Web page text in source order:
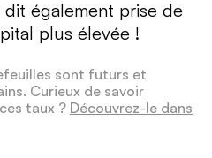
également prise de
plus élevée !
sont futurs et
Curieux de savoir
taux ? Découvrez-le dans